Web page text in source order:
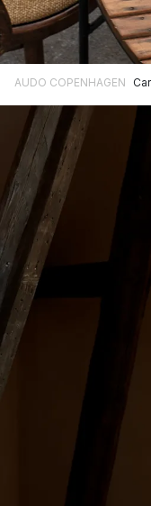
AUDO COPENHAGEN